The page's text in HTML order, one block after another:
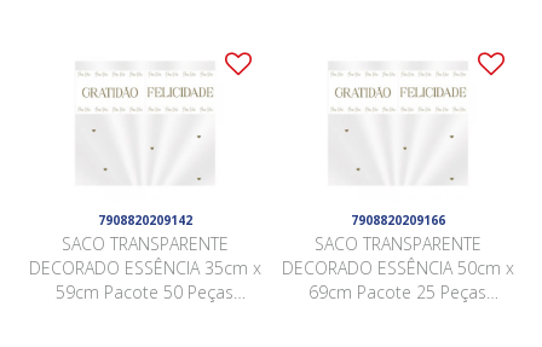
7908820209142
SACO TRANSPARENTE
DECORADO ESSÊNCIA 35cm x
59cm Pacote 50 Peças
7908820209166
SACO TRANSPARENTE
DECORADO ESSÊNCIA 50cm x
69cm Pacote 25 Peças